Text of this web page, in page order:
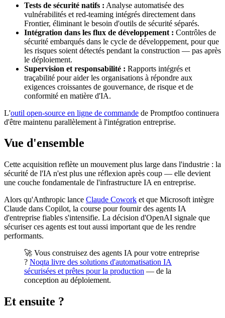
Tests de sécurité natifs : Analyse automatisée des
vulnérabilités et red-teaming intégrés directement dans
Frontier, éliminant le besoin d'outils de sécurité séparés.
Intégration dans les flux de développement : Contrôles de
sécurité embarqués dans le cycle de développement, pour que
les risques soient détectés pendant la construction — pas après
le déploiement.
Supervision et responsabilité : Rapports intégrés et
traçabilité pour aider les organisations à répondre aux
exigences croissantes de gouvernance, de risque et de
conformité en matière d'IA.
L'outil open-source en ligne de commande de Promptfoo continuera
d'être maintenu parallèlement à l'intégration entreprise.
Vue d'ensemble
Cette acquisition reflète un mouvement plus large dans l'industrie : la
sécurité de l'IA n'est plus une réflexion après coup — elle devient
une couche fondamentale de l'infrastructure IA en entreprise.
Alors qu'Anthropic lance Claude Cowork et que Microsoft intègre
Claude dans Copilot, la course pour fournir des agents IA
d'entreprise fiables s'intensifie. La décision d'OpenAI signale que
sécuriser ces agents est tout aussi important que de les rendre
performants.
🚀 Vous construisez des agents IA pour votre entreprise
? Noqta livre des solutions d'automatisation IA
sécurisées et prêtes pour la production — de la
conception au déploiement.
Et ensuite ?